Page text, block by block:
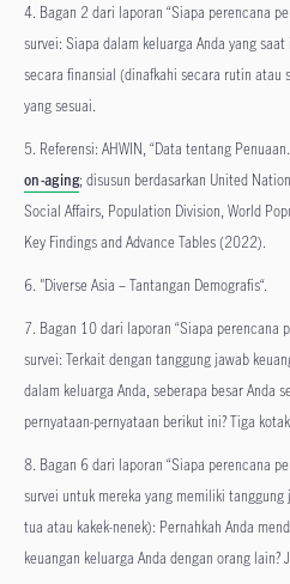
4. Bagan 2 dari laporan “Siapa perencana
survei: Siapa dalam keluarga Anda yang
secara finansial (dinafkahi secara rutin atau
yang sesuai.
5. Referensi: AHWIN, “Data tentang
on-aging; disusun berdasarkan United
Social Affairs, Population Division, World
Key Findings and Advance Tables (2022).
6. "Diverse Asia – Tantangan Demografis“.
7. Bagan 10 dari laporan “Siapa perencana
survei: Terkait dengan tanggung jawab
dalam keluarga Anda, seberapa besar Anda
pernyataan-pernyataan berikut ini? Tiga
8. Bagan 6 dari laporan “Siapa perencana
survei untuk mereka yang memiliki
tua atau kakek-nenek): Pernahkah Anda
keuangan keluarga Anda dengan orang lain?